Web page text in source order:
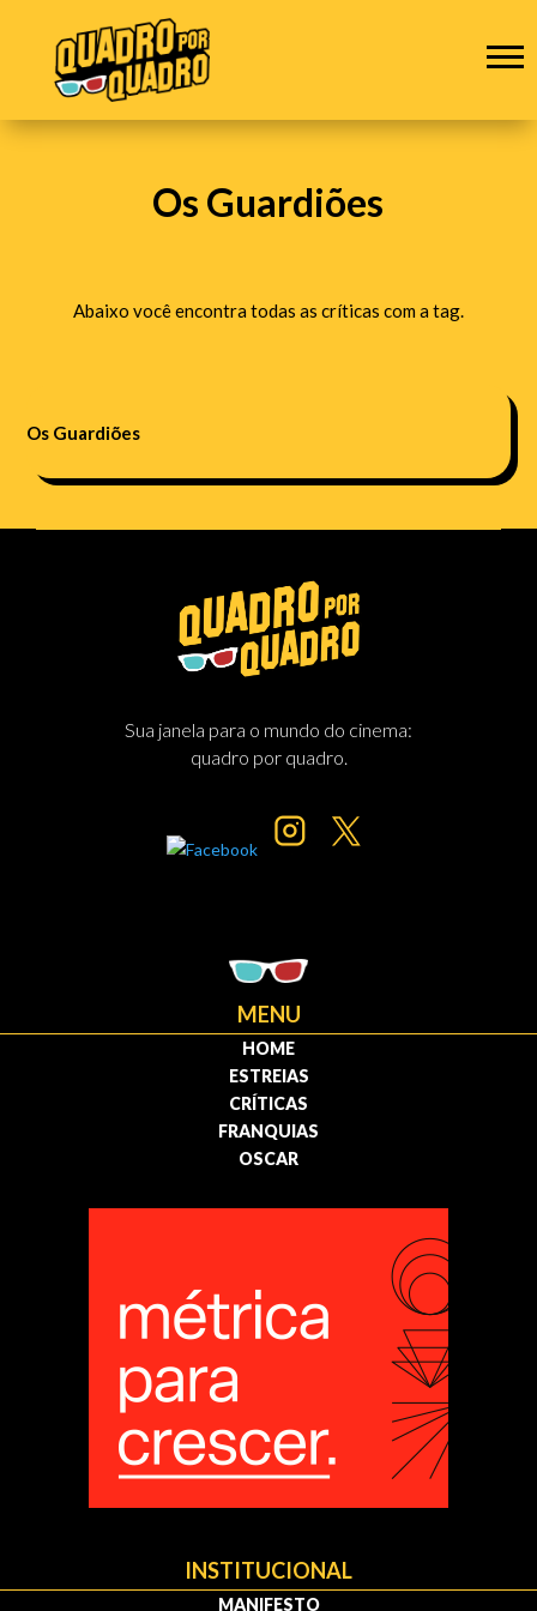
Os Guardiões
Abaixo você encontra todas as críticas com a tag.
Os Guardiões
Sua janela para o mundo do cinema:
quadro por quadro.
MENU
HOME
ESTREIAS
CRÍTICAS
FRANQUIAS
OSCAR
INSTITUCIONAL
MANIFESTO